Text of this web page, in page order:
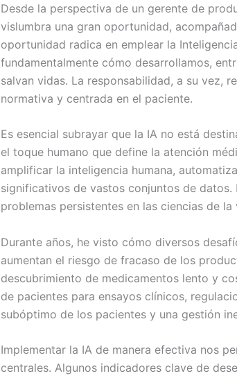
Desde la perspectiva de un gerente de
vislumbra una gran oportunidad,
oportunidad radica en emplear la
fundamentalmente cómo desarrollamos,
salvan vidas. La responsabilidad, a su vez,
normativa y centrada en el paciente.
Es esencial subrayar que la IA no está
el toque humano que define la atención
amplificar la inteligencia humana,
significativos de vastos conjuntos de datos.
problemas persistentes en las ciencias de la
Durante años, he visto cómo diversos
aumentan el riesgo de fracaso de los
descubrimiento de medicamentos lento y
de pacientes para ensayos clínicos,
subóptimo de los pacientes y una gestión
Implementar la IA de manera efectiva nos
centrales. Algunos indicadores clave de